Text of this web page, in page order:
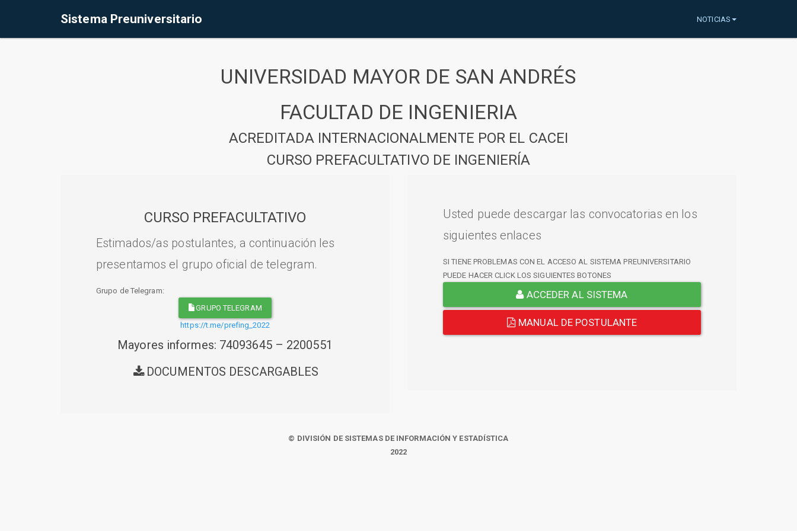
Sistema Preuniversitario NOTICIAS
UNIVERSIDAD MAYOR DE SAN ANDRÉS
FACULTAD DE INGENIERIA
ACREDITADA INTERNACIONALMENTE POR EL CACEI
CURSO PREFACULTATIVO DE INGENIERÍA
CURSO PREFACULTATIVO
Estimados/as postulantes, a continuación les
presentamos el grupo oficial de telegram.
Grupo de Telegram:
GRUPO TELEGRAM
https://t.me/prefing_2022
Mayores informes: 74093645 – 2200551
DOCUMENTOS DESCARGABLES
Usted puede descargar las convocatorias en los
siguientes enlaces
SI TIENE PROBLEMAS CON EL ACCESO AL SISTEMA PREUNIVERSITARIO
PUEDE HACER CLICK LOS SIGUIENTES BOTONES
ACCEDER AL SISTEMA
MANUAL DE POSTULANTE
© DIVISIÓN DE SISTEMAS DE INFORMACIÓN Y ESTADÍSTICA
2022